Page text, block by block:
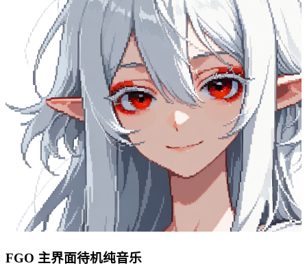
FGO 主界面待机纯音乐